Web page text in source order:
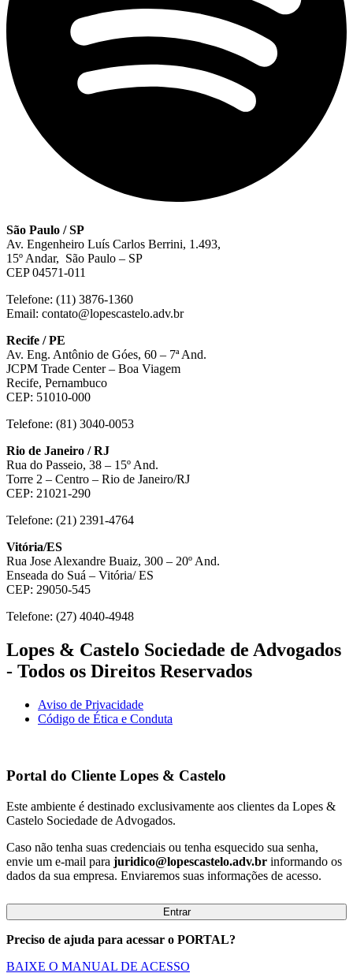
São Paulo / SP
Av. Engenheiro Luís Carlos Berrini, 1.493,
15º Andar, São Paulo – SP
CEP 04571-011
Telefone: (11) 3876-1360
Email: contato@lopescastelo.adv.br
Recife / PE
Av. Eng. Antônio de Góes, 60 – 7ª And.
JCPM Trade Center – Boa Viagem
Recife, Pernambuco
CEP: 51010-000
Telefone: (81) 3040-0053
Rio de Janeiro / RJ
Rua do Passeio, 38 – 15º And.
Torre 2 – Centro – Rio de Janeiro/RJ
CEP: 21021-290
Telefone: (21) 2391-4764
Vitória/ES
Rua Jose Alexandre Buaiz, 300 – 20º And.
Enseada do Suá – Vitória/ ES
CEP: 29050-545
Telefone: (27) 4040-4948
Lopes & Castelo Sociedade de Advogados
- Todos os Direitos Reservados
Aviso de Privacidade
Código de Ética e Conduta
Portal do Cliente Lopes & Castelo
Este ambiente é destinado exclusivamente aos clientes da Lopes &
Castelo Sociedade de Advogados.
Caso não tenha suas credenciais ou tenha esquecido sua senha,
envie um e-mail para juridico@lopescastelo.adv.br informando os
dados da sua empresa. Enviaremos suas informações de acesso.
Entrar
Preciso de ajuda para acessar o PORTAL?
BAIXE O MANUAL DE ACESSO